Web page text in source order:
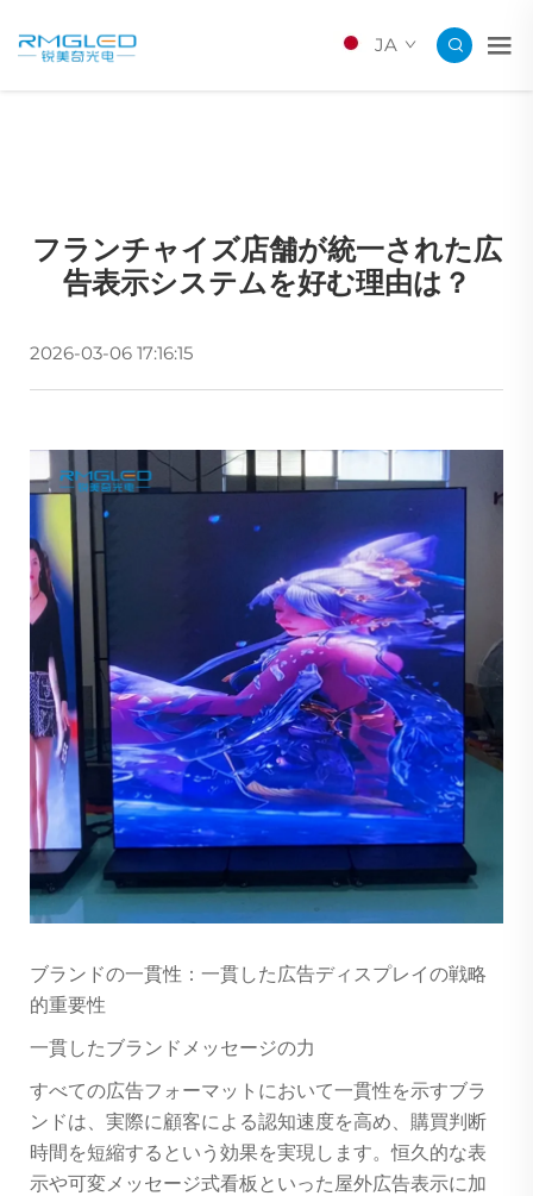
JA
フランチャイズ店舗が統一された広
告表示システムを好む理由は？
2026-03-06 17:16:15
ブランドの一貫性：一貫した広告ディスプレイの戦略
的重要性
一貫したブランドメッセージの力
すべての広告フォーマットにおいて一貫性を示すブラ
ンドは、実際に顧客による認知速度を高め、購買判断
時間を短縮するという効果を実現します。恒久的な表
示や可変メッセージ式看板といった屋外広告表示に加